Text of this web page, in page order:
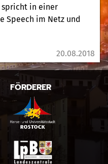
in einer
Speech im Netz und
20.08.2018
FÖRDERER